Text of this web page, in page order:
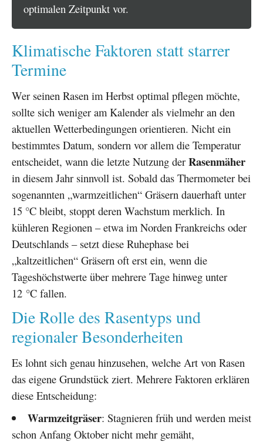
optimalen Zeitpunkt vor.
Klimatische Faktoren statt starrer
Termine
Wer seinen Rasen im Herbst optimal pflegen möchte,
sollte sich weniger am Kalender als vielmehr an den
aktuellen Wetterbedingungen orientieren. Nicht ein
bestimmtes Datum, sondern vor allem die Temperatur
entscheidet, wann die letzte Nutzung der Rasenmäher
in diesem Jahr sinnvoll ist. Sobald das Thermometer bei
sogenannten „warmzeitlichen“ Gräsern dauerhaft unter
15 °C bleibt, stoppt deren Wachstum merklich. In
kühleren Regionen – etwa im Norden Frankreichs oder
Deutschlands – setzt diese Ruhephase bei
„kaltzeitlichen“ Gräsern oft erst ein, wenn die
Tageshöchstwerte über mehrere Tage hinweg unter
12 °C fallen.
Die Rolle des Rasentyps und
regionaler Besonderheiten
Es lohnt sich genau hinzusehen, welche Art von Rasen
das eigene Grundstück ziert. Mehrere Faktoren erklären
diese Entscheidung:
Warmzeitgräser: Stagnieren früh und werden meist
schon Anfang Oktober nicht mehr gemäht,